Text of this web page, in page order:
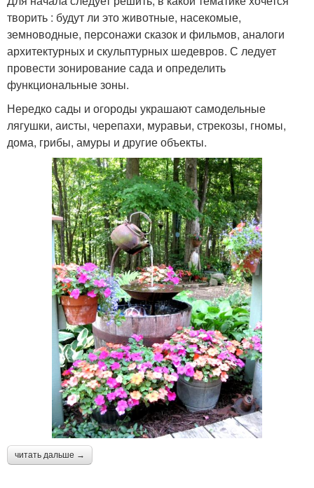
творить : будут ли это животные, насекомые,
земноводные, персонажи сказок и фильмов, аналоги
архитектурных и скульптурных шедевров. С ледует
провести зонирование сада и определить
функциональные зоны.
Нередко сады и огороды украшают самодельные
лягушки, аисты, черепахи, муравьи, стрекозы, гномы,
дома, грибы, амуры и другие объекты.
читать дальше →